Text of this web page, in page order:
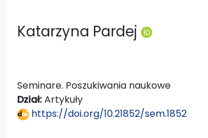
Katarzyna Pardej
Seminare. Poszukiwania naukowe
Dział:Artykuły
https://doi.org/10.21852/sem.1852